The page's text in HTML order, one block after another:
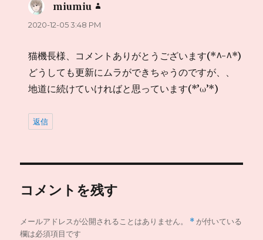
miumiu
2020-12-05 3:48 PM
猫機長様、コメントありがとうございます(*^-^*)
どうしても更新にムラができちゃうのですが、、
地道に続けていければと思っています(*’ω’*)
返信
コメントを残す
メールアドレスが公開されることはありません。 *が付いている
欄は必須項目です